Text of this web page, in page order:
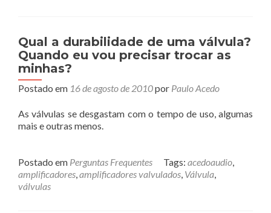
Qual a durabilidade de uma válvula?
Quando eu vou precisar trocar as
minhas?
Postado em 16 de agosto de 2010por Paulo Acedo
As válvulas se desgastam com o tempo de uso, algumas
mais e outras menos.
Postado em Perguntas Frequentes Tags: acedoaudio,
amplificadores,amplificadores valvulados, Válvula,
válvulas